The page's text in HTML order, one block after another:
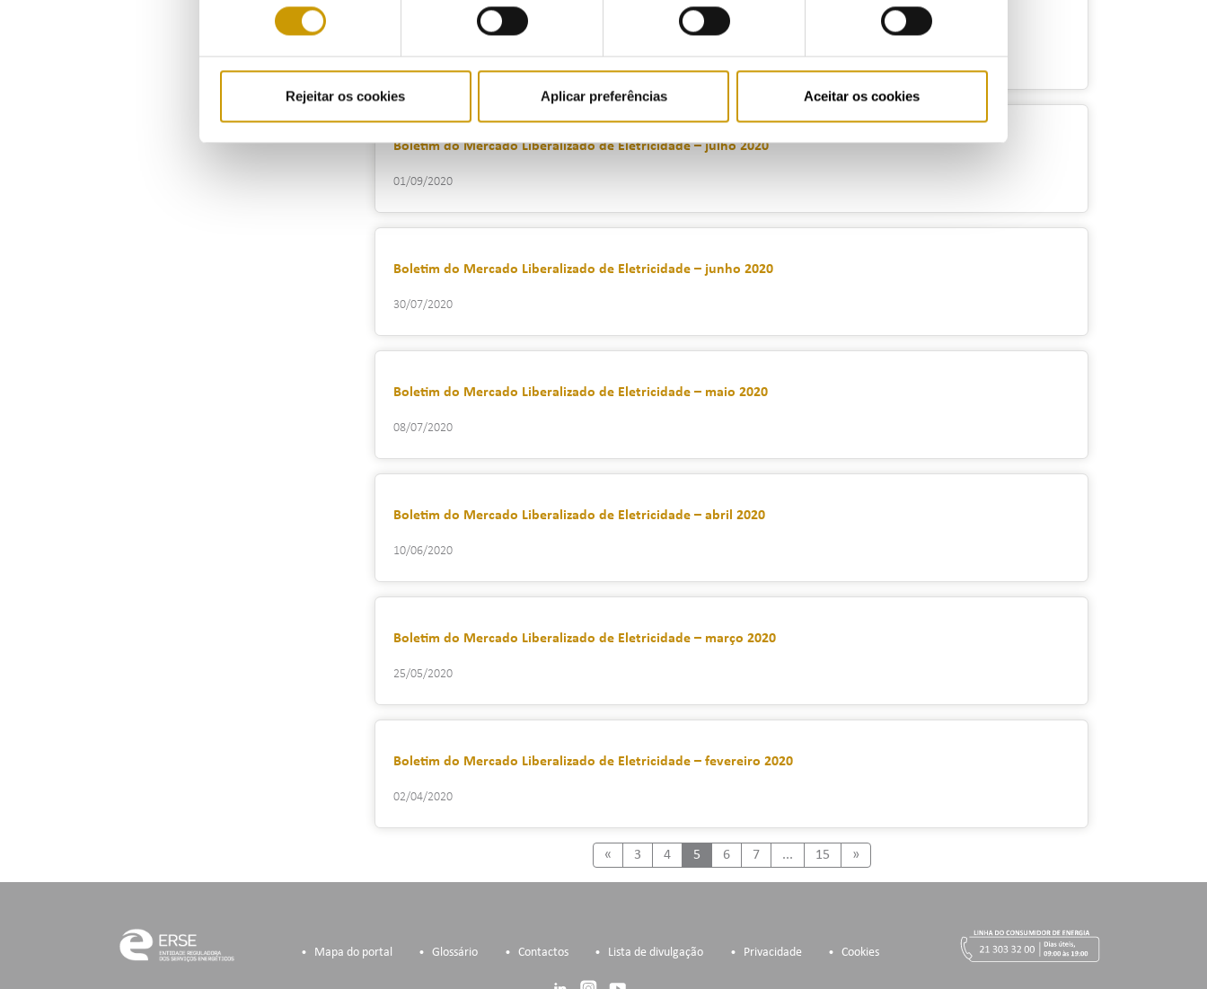
consentimento
Rejeitar os cookies Aplicar preferências Aceitar os cookies
Boletim do Mercado Liberalizado de Eletricidade – agosto 2020
01/10/2020
Boletim do Mercado Liberalizado de Eletricidade – julho 2020
01/09/2020
Boletim do Mercado Liberalizado de Eletricidade – junho 2020
30/07/2020
Boletim do Mercado Liberalizado de Eletricidade – maio 2020
08/07/2020
Boletim do Mercado Liberalizado de Eletricidade – abril 2020
10/06/2020
Boletim do Mercado Liberalizado de Eletricidade – março 2020
25/05/2020
Boletim do Mercado Liberalizado de Eletricidade – fevereiro 2020
02/04/2020
«Previous
3 4 5 6 7 ... 15 »Next
Mapa do portal Glossário Contactos Lista de divulgação Privacidade Cookies